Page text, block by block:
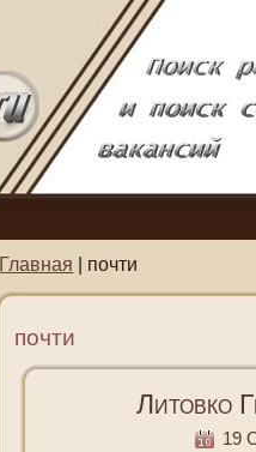
Главная | почти
почти
Литовко
19